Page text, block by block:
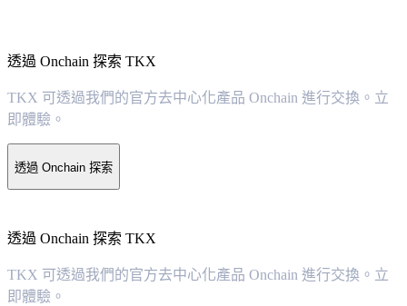
透過 Onchain 探索 TKX
TKX 可透過我們的官方去中心化產品 Onchain 進行交換。立
即體驗。
透過 Onchain 探索
透過 Onchain 探索 TKX
TKX 可透過我們的官方去中心化產品 Onchain 進行交換。立
即體驗。